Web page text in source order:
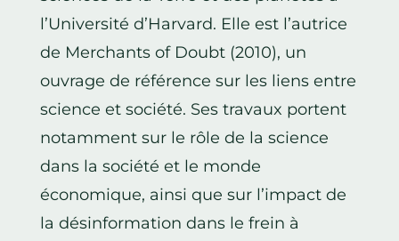
l’Université d’Harvard. Elle est l’autrice
de Merchants of Doubt (2010), un
ouvrage de référence sur les liens entre
science et société. Ses travaux portent
notamment sur le rôle de la science
dans la société et le monde
économique, ainsi que sur l’impact de
la désinformation dans le frein à